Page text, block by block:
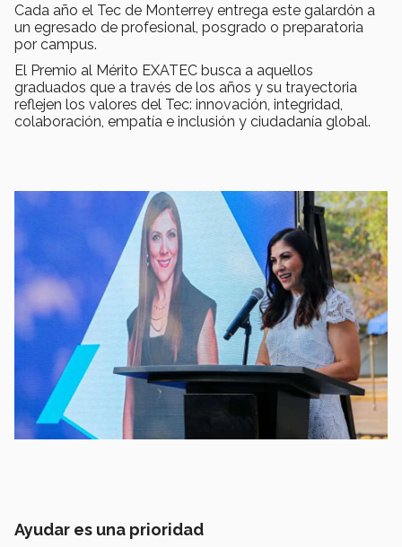
Cada año el Tec de Monterrey entrega este galardón a
un egresado de profesional, posgrado o preparatoria
por campus.
El Premio al Mérito EXATEC busca a aquellos
graduados que a través de los años y su trayectoria
reflejen los valores del Tec: innovación, integridad,
colaboración, empatía e inclusión y ciudadanía global.
Ayudar es una prioridad